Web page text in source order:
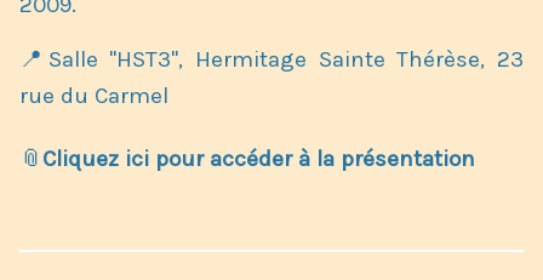
📍Salle "HST3", Hermitage Sainte Thérèse, 23
rue du Carmel
📎 Cliquez ici pour accéder à la présentation